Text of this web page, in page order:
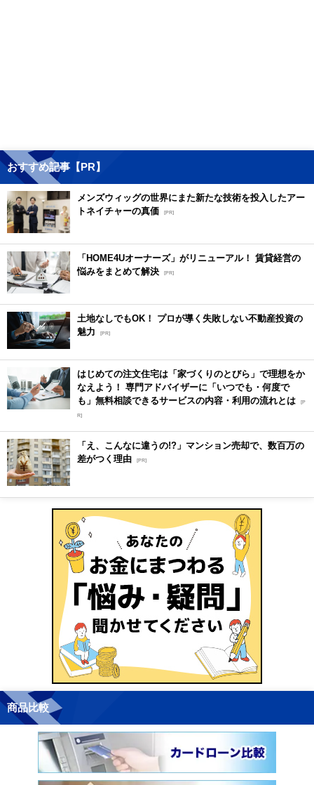
おすすめ記事【PR】
メンズウィッグの世界にまた新たな技術を投入したアー
トネイチャーの真価 [PR]
「HOME4Uオーナーズ」がリニューアル！ 賃貸経営の
悩みをまとめて解決 [PR]
土地なしでもOK！ プロが導く失敗しない不動産投資の
魅力
[PR]
はじめての注文住宅は「家づくりのとびら」で理想をか
なえよう！ 専門アドバイザーに「いつでも・何度で
も」無料相談できるサービスの内容・利用の流れとは [P
R]
「え、こんなに違うの!?」マンション売却で、数百万の
差がつく理由 [PR]
商品比較